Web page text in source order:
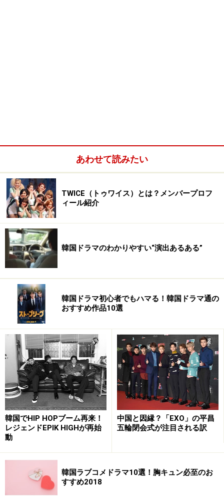
誰もが“ワル”と恐れる超不良青年のドンヒョク。ある
日、謎のシンジケートによって突如誘拐され見知らぬ廃
校で目を覚ました彼が、命と引換えに要求されたもの。
それは、身代金でもリンチでもなく、なんと警察官採用
試験のための受験勉強だった！ やがて、組織が派遣し
た“先生”による死と隣り合わせの教育を経て熾烈な受験
戦争を見事勝ち抜いた彼は、凶悪犯罪担当の刑事にな
あり得なかった家族や同僚、社会に対する愛情に目覚め
始めた彼に組織から思いもよらぬ命令が……。シンジケー
ト、そして警察組織の狭間で生きざるを得ない彼に、果
たしてまっとうな正義の使者として生き続けるための起
死回生のチャンスはあるのか!?
■12月２日（土）よりシネマート六本木でロードショー
次ページ
は、キム・レウォンの原点に迫る2000年の作
品、『プライベートレッスン』をご紹介します。
※記事内容は執筆時点のものです。最新の内容をご確認くださ
あわせて読みたい
TWICE（トゥワイス）とは？メンバープロフ
ィール紹介
韓国ドラマのわかりやすい“演出あるある”
韓国ドラマ初心者でもハマる！韓国ドラマ通の
おすすめ作品10選
韓国でHIP HOPブーム再来！
レジェンドEPIK HIGHが再始
動
中国と因縁？「EXO」の平昌
五輪閉会式が注目される訳
韓国ラブコメドラマ10選！胸キュン必至のお
すすめ2018